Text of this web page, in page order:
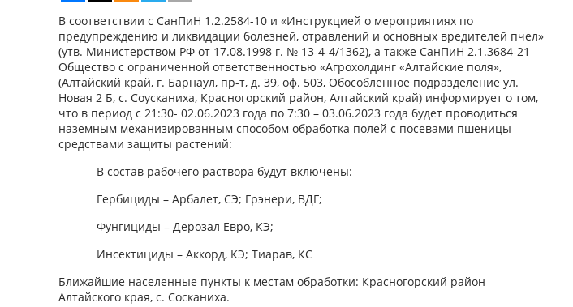
В соответствии с СанПиН 1.2.2584-10 и «Инструкцией о мероприятиях по
предупреждению и ликвидации болезней, отравлений и основных вредителей пчел»
(утв. Министерством РФ от 17.08.1998 г. № 13-4-4/1362), а также СанПиН 2.1.3684-21
Общество с ограниченной ответственностью «Агрохолдинг «Алтайские поля»,
(Алтайский край, г. Барнаул, пр-т, д. 39, оф. 503, Обособленное подразделение ул.
Новая 2 Б, с. Соусканиха, Красногорский район, Алтайский край) информирует о том,
что в период с 21:30- 02.06.2023 года по 7:30 – 03.06.2023 года будет проводиться
наземным механизированным способом обработка полей с посевами пшеницы
средствами защиты растений:
В состав рабочего раствора будут включены:
Гербициды – Арбалет, СЭ; Грэнери, ВДГ;
Фунгициды – Дерозал Евро, КЭ;
Инсектициды – Аккорд, КЭ; Тиарав, КС
Ближайшие населенные пункты к местам обработки: Красногорский район
Алтайского края, с. Сосканиха.